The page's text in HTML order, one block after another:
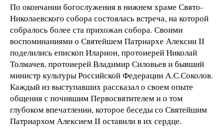
По окончании богослужения в нижнем храме Свято-
Николаевского собора состоялась встреча, на которой
собралось более ста прихожан собора. Своими
воспоминаниями о Святейшем Патриархе Алексии II
поделились епископ Иларион, протоиерей Николай
Толмачев, протоиерей Владимир Силовьев и бывший
министр культуры Российской Федерации А.С.Соколов.
Каждый из выступавших рассказал о своем опыте
общения с почившим Первосвятителем и о том
глубоком впечатлении, которое беседы со Святейшим
Патриархом Алексием II оставили в их сердце.